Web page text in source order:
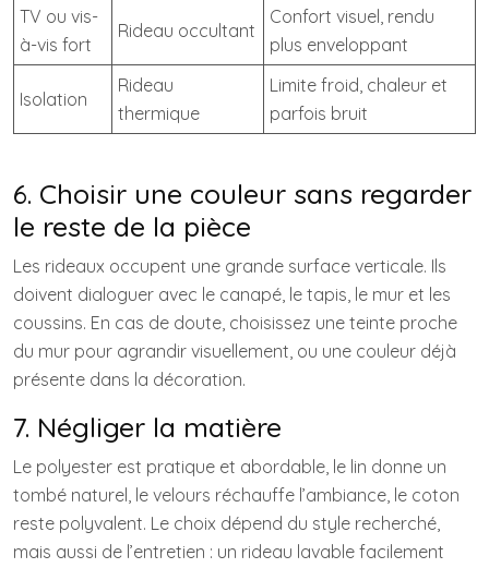
TV ou vis-
à-vis fort
Rideau occultant
Confort visuel, rendu
plus enveloppant
Isolation
Rideau
thermique
Limite froid, chaleur et
parfois bruit
6. Choisir une couleur sans regarder
le reste de la pièce
Les rideaux occupent une grande surface verticale. Ils
doivent dialoguer avec le canapé, le tapis, le mur et les
coussins. En cas de doute, choisissez une teinte proche
du mur pour agrandir visuellement, ou une couleur déjà
présente dans la décoration.
7. Négliger la matière
Le polyester est pratique et abordable, le lin donne un
tombé naturel, le velours réchauffe l’ambiance, le coton
reste polyvalent. Le choix dépend du style recherché,
mais aussi de l’entretien : un rideau lavable facilement